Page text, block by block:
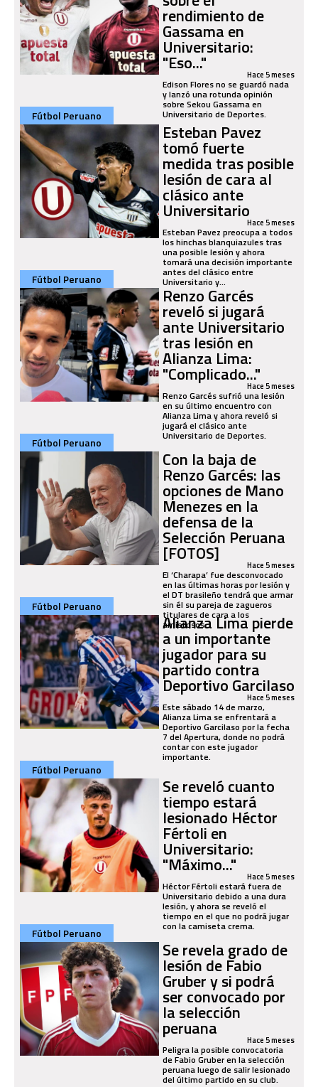
rendimiento de
Gassama en
Universitario:
"Eso..." Hace 5 meses
Edison Flores no se guardó nada
y lanzó una rotunda opinión
sobre Sekou Gassama en
Universitario de Deportes.
Fútbol Peruano
Esteban Pavez
tomó fuerte
medida tras posible
lesión de cara al
clásico ante
UniversitarioHace 5 meses
Esteban Pavez preocupa a todos
los hinchas blanquiazules tras
una posible lesión y ahora
tomará una decisión importante
antes del clásico entre
Universitario y...
Fútbol Peruano
Renzo Garcés
reveló si jugará
ante Universitario
tras lesión en
Alianza Lima:
"Complicado..."Hace 5 meses
Renzo Garcés sufrió una lesión
en su último encuentro con
Alianza Lima y ahora reveló si
jugará el clásico ante
Universitario de Deportes.
Fútbol Peruano
Con la baja de
Renzo Garcés: las
opciones de Mano
Menezes en la
defensa de la
Selección Peruana
[FOTOS] Hace 5 meses
El ‘Charapa’ fue desconvocado
en las últimas horas por lesión y
el DT brasileño tendrá que armar
sin él su pareja de zagueros
titulares de cara a los
amistosos...
Fútbol Peruano
Alianza Lima pierde
a un importante
jugador para su
partido contra
Deportivo Garcilaso
Hace 5 meses
Este sábado 14 de marzo,
Alianza Lima se enfrentará a
Deportivo Garcilaso por la fecha
7 del Apertura, donde no podrá
contar con este jugador
importante.
Fútbol Peruano
Se reveló cuanto
tiempo estará
lesionado Héctor
Fértoli en
Universitario:
"Máximo..." Hace 5 meses
Héctor Fértoli estará fuera de
Universitario debido a una dura
lesión, y ahora se reveló el
tiempo en el que no podrá jugar
con la camiseta crema.
Fútbol Peruano
Se revela grado de
lesión de Fabio
Gruber y si podrá
ser convocado por
la selección
peruana Hace 5 meses
Peligra la posible convocatoria
de Fabio Gruber en la selección
peruana luego de salir lesionado
del último partido en su club.